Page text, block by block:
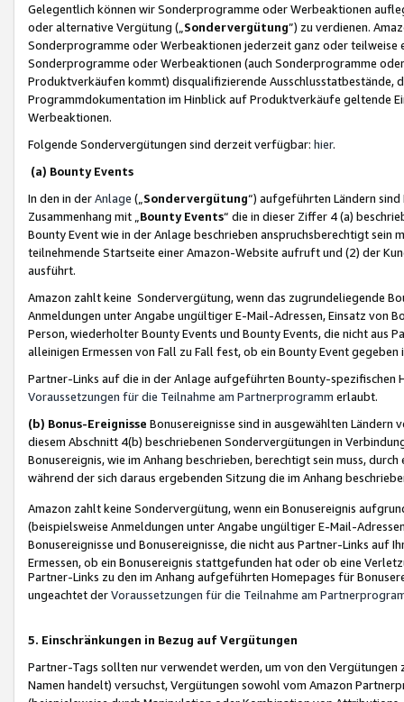
Gelegentlich können wir Sonderprogramme oder Werbeaktionen
oder alternative Vergütung („ Sondervergütung”) zu verdienen.
Sonderprogramme oder Werbeaktionen jederzeit ganz oder
Sonderprogramme oder Werbeaktionen (auch Sonderprogramme
Produktverkäufen kommt) disqualifizierende Ausschlusstatbestände,
Programmdokumentation im Hinblick auf Produktverkäufe geltende
Werbeaktionen.
Folgende Sondervergütungen sind derzeit verfügbar: hier.
(a) Bounty Events
In den in derAnlage („ Sondervergütung“) aufgeführten Ländern
Zusammenhang mit „ Bounty Events“ die in dieser Ziffer 4 (a)
Bounty Event wie in der Anlage beschrieben anspruchsberechtigt sein
teilnehmende Startseite einer Amazon-Website aufruft und (2) der
ausführt.
Amazon zahlt keine Sondervergütung, wenn das zugrundeliegende
Anmeldungen unter Angabe ungültiger E-Mail-Adressen, Einsatz von
Person, wiederholter Bounty Events und Bounty Events, die nicht
alleinigen Ermessen von Fall zu Fall fest, ob ein Bounty Event
Partner-Links auf die in der Anlage aufgeführten Bounty-spezifischen
Voraussetzungen für die Teilnahme am Partnerprogramm erlaubt.
(b) Bonus-Ereignisse Bonusereignisse sind in ausgewählten Ländern
diesem Abschnitt 4(b) beschriebenen Sondervergütungen in
Bonusereignis, wie im Anhang beschrieben, berechtigt sein muss,
während der sich daraus ergebenden Sitzung die im Anhang
Amazon zahlt keine Sondervergütung, wenn ein Bonusereignis
(beispielsweise Anmeldungen unter Angabe ungültiger E-Mail-
Bonusereignisse und Bonusereignisse, die nicht aus Partner-Links auf
Ermessen, ob ein Bonusereignis stattgefunden hat oder ob eine
Partner-Links zu den im Anhang aufgeführten Homepages für
ungeachtet derVoraussetzungen für die Teilnahme am
5. Einschränkungen in Bezug auf Vergütungen
Partner-Tags sollten nur verwendet werden, um von den
Namen handelt) versuchst, Vergütungen sowohl vom Amazon